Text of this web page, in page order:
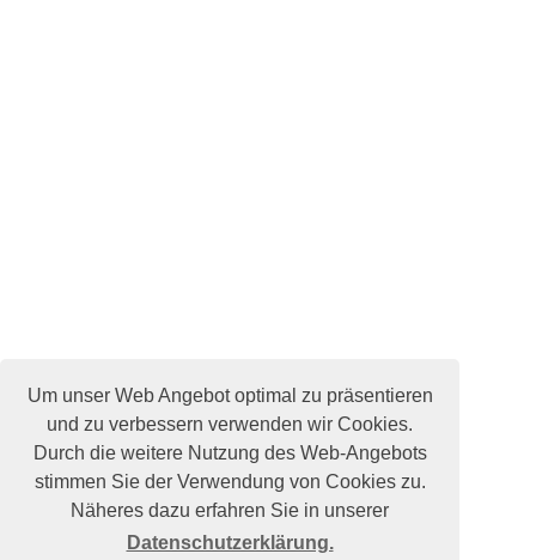
Um unser Web Angebot optimal zu präsentieren
und zu verbessern verwenden wir Cookies.
Durch die weitere Nutzung des Web-Angebots
stimmen Sie der Verwendung von Cookies zu.
Näheres dazu erfahren Sie in unserer
Datenschutzerklärung.